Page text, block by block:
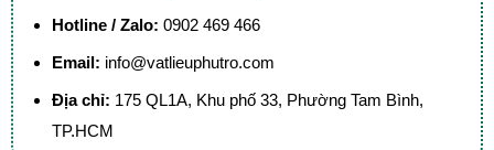
Hotline / Zalo: 0902 469 466
Email: info@vatlieuphutro.com
Địa chỉ: 175 QL1A, Khu phố 33, Phường Tam Bình,
TP.HCM